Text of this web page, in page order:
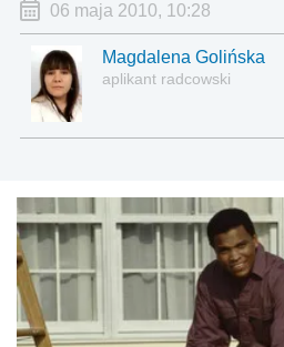
06 maja 2010, 10:28
Magdalena Golińska
aplikant radcowski